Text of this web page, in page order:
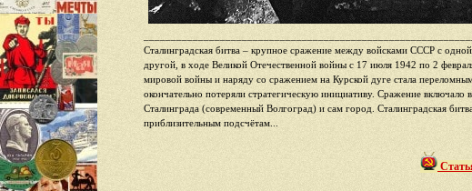
Сталинградская битва – крупное сражение между войсками СССР с
другой, в ходе Великой Отечественной войны с 17 июля 1942 по 2
мировой войны и наряду со сражением на Курской дуге стала
окончательно потеряли стратегическую инициативу. Сражение
Сталинграда (современный Волгоград) и сам город. Сталинградская
приблизительным подсчётам...